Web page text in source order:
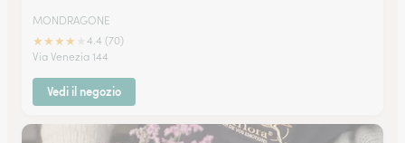
MONDRAGONE
★★★★
4.4 (70)
Via Venezia 144
Vedi il negozio